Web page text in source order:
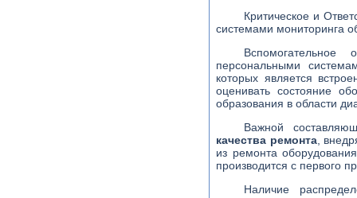
Критическое и
системами мониторинга
Вспомогательное
персональными
которых является
оценивать состояние
образования в области
Важной
качества ремонта,
из ремонта
производится с первого
Наличие